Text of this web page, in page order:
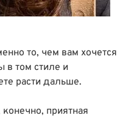
то, чем вам хочется
в том стиле и
расти дальше.
приятная